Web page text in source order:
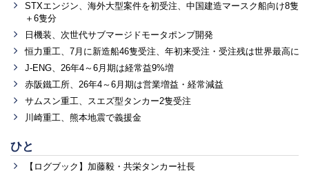
STXエンジン、海外大型案件を初受注、中国建造マースク船向け8隻
＋6隻分
日機装、次世代サブマージドモータポンプ開発
恒力重工、7月に新造船46隻受注、年初来受注・受注残は世界最高に
J-ENG、26年4～6月期は経常益9%増
赤阪鐵工所、26年4～6月期は営業増益・経常減益
サムスン重工、スエズ型タンカー2隻受注
川崎重工、熊本地震で義援金
ひと
【ログブック】加藤毅・共栄タンカー社長